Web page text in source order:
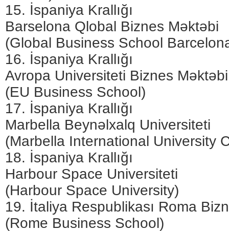
15. İspaniya Krallığı
Barselona Qlobal Biznes Məktəbi
(Global Business School
16. İspaniya Krallığı
Avropa Universiteti Biznes Məktəbi
(EU Business School)
17. İspaniya Krallığı
Marbella Beynəlxalq Universiteti
(Marbella International University
18. İspaniya Krallığı
Harbour Space Universiteti
(Harbour Space University)
19. İtaliya Respublikası Roma
(Rome Business School)